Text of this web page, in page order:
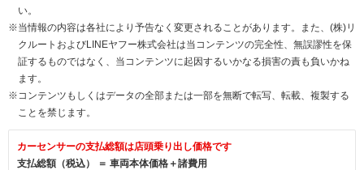
い。
※当情報の内容は各社により予告なく変更されることがあります。また、(株)リ
クルートおよびLINEヤフー株式会社は当コンテンツの完全性、無誤謬性を保
証するものではなく、当コンテンツに起因するいかなる損害の責も負いかね
ます。
※コンテンツもしくはデータの全部または一部を無断で転写、転載、複製する
ことを禁じます。
カーセンサーの支払総額は店頭乗り出し価格です
支払総額（税込） ＝ 車両本体価格＋諸費用